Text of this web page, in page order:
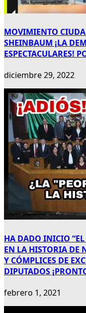
MOVIMIENTO
SHEINBAUM ¡LA
ESPECTACULARES!
diciembre 29, 2022
HA DADO INICIO “EL
EN LA HISTORIA DE
Y CÓMPLICES DE
DIPUTADOS
febrero 1, 2021